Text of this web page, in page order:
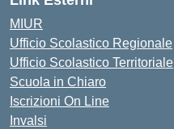
MIUR
Ufficio Scolastico Regionale
Ufficio Scolastico Territoriale
Scuola in Chiaro
Iscrizioni On Line
Invalsi